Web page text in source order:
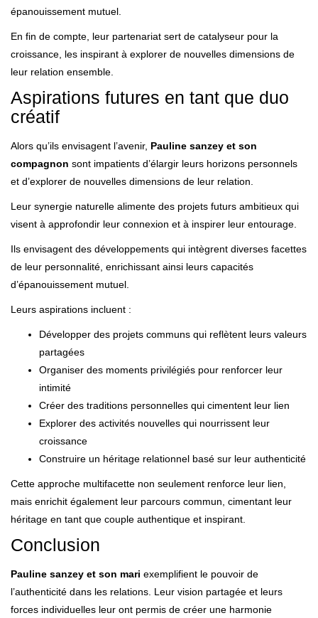
épanouissement mutuel.
En fin de compte, leur partenariat sert de catalyseur pour la
croissance, les inspirant à explorer de nouvelles dimensions de
leur relation ensemble.
Aspirations futures en tant que duo
créatif
Alors qu’ils envisagent l’avenir, Pauline sanzey et son
compagnon sont impatients d’élargir leurs horizons personnels
et d’explorer de nouvelles dimensions de leur relation.
Leur synergie naturelle alimente des projets futurs ambitieux qui
visent à approfondir leur connexion et à inspirer leur entourage.
Ils envisagent des développements qui intègrent diverses facettes
de leur personnalité, enrichissant ainsi leurs capacités
d’épanouissement mutuel.
Leurs aspirations incluent :
Développer des projets communs qui reflètent leurs valeurs
partagées
Organiser des moments privilégiés pour renforcer leur
intimité
Créer des traditions personnelles qui cimentent leur lien
Explorer des activités nouvelles qui nourrissent leur
croissance
Construire un héritage relationnel basé sur leur authenticité
Cette approche multifacette non seulement renforce leur lien,
mais enrichit également leur parcours commun, cimentant leur
héritage en tant que couple authentique et inspirant.
Conclusion
Pauline sanzey et son mari exemplifient le pouvoir de
l’authenticité dans les relations. Leur vision partagée et leurs
forces individuelles leur ont permis de créer une harmonie